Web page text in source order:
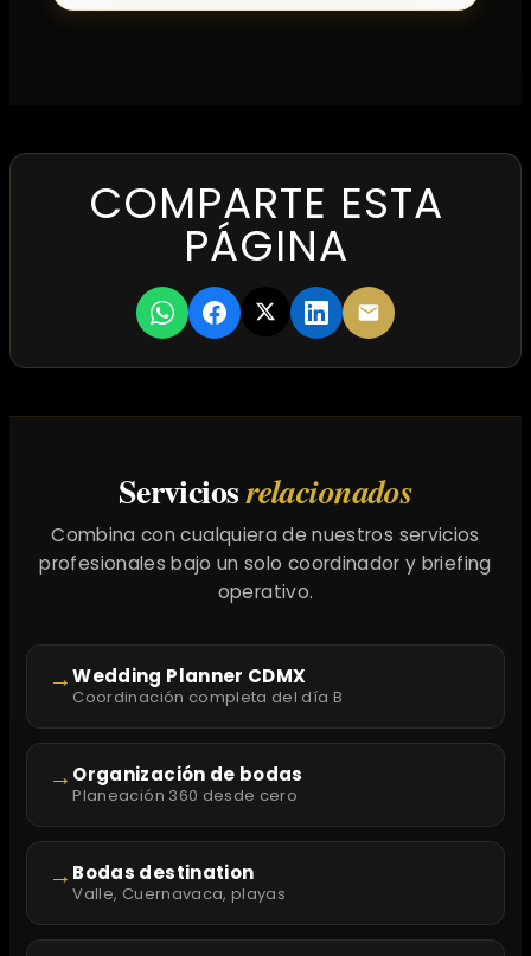
COMPARTE ESTA
PÁGINA
Serviciosrelacionados
Combina con cualquiera de nuestros servicios
profesionales bajo un solo coordinador y briefing
operativo.
→Wedding Planner CDMX
Coordinación completa del día B
→ Organización de bodas
Planeación 360 desde cero
→ Bodas destination
Valle, Cuernavaca, playas